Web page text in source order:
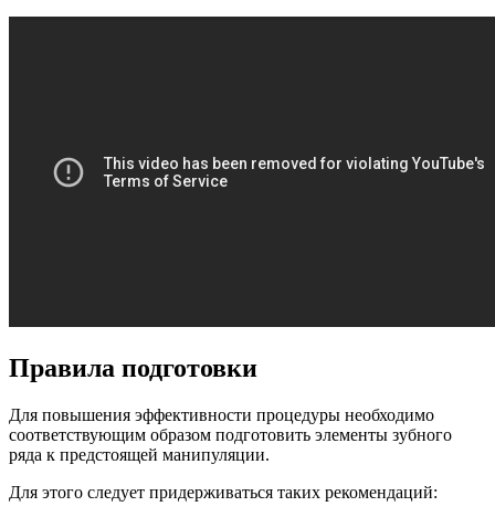
Правила подготовки
Для повышения эффективности процедуры необходимо
соответствующим образом подготовить элементы зубного
ряда к предстоящей манипуляции.
Для этого следует придерживаться таких рекомендаций: